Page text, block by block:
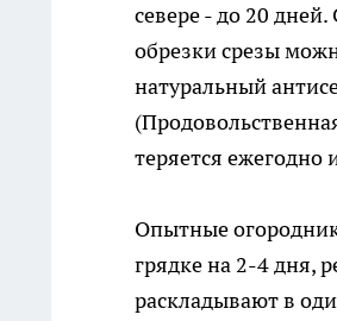
севере - до 20
обрезки срезы
натуральный
теряется ежегодно
Опытные
грядке на 2-4 дня,
раскладывают в